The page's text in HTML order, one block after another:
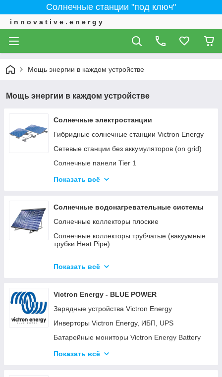
Солнечные станции "под ключ"
i n n o v a t i v e . e n e r g y
Мощь энергии в каждом устройстве
Мощь энергии в каждом устройстве
Солнечные электростанции
Гибридные солнечные станции Victron Energy
Сетевые станции без аккумуляторов (on grid)
Солнечные панели Tier 1
ИНВЕРТОРЫ - Сетевые, автономные,
Показать всё
Солнечные водонагревательные системы
Солнечные коллекторы плоские
Солнечные коллекторы трубчатые (вакуумные
трубки Heat Pipe)
водонагревательных систем (гелиосистем)
Солнечные коллекторы для больших станций
Солнечные насосные станции
Комплектующие к солнечным
Показать всё
Victron Energy - BLUE POWER
Зарядные устройства Victron Energy
Инверторы Victron Energy, ИБП, UPS
Батарейные мониторы Victron Energy Battery
Показать всё